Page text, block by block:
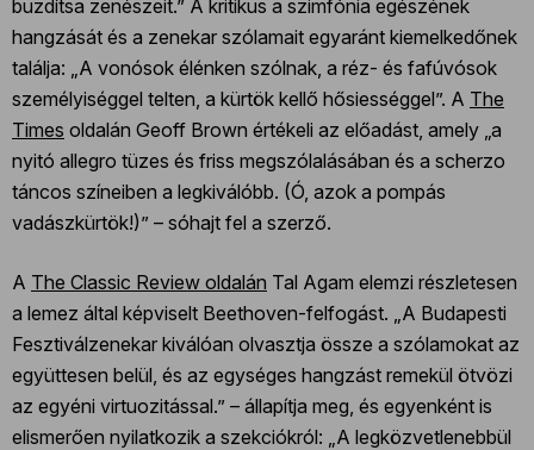
buzdítsa zenészeit.” A kritikus a szimfónia egészének
hangzását és a zenekar szólamait egyaránt kiemelkedőnek
találja: „A vonósok élénken szólnak, a réz- és fafúvósok
személyiséggel telten, a kürtök kellő hősiességgel”. A The
Times oldalán Geoff Brown értékeli az előadást, amely „a
nyitó allegro tüzes és friss megszólalásában és a scherzo
táncos színeiben a legkiválóbb. (Ó, azok a pompás
vadászkürtök!)” – sóhajt fel a szerző.
A The Classic Review oldalán Tal Agam elemzi részletesen
a lemez által képviselt Beethoven-felfogást. „A Budapesti
Fesztiválzenekar kiválóan olvasztja össze a szólamokat az
együttesen belül, és az egységes hangzást remekül ötvözi
az egyéni virtuozitással.” – állapítja meg, és egyenként is
elismerően nyilatkozik a szekciókról: „A legközvetlenebbül